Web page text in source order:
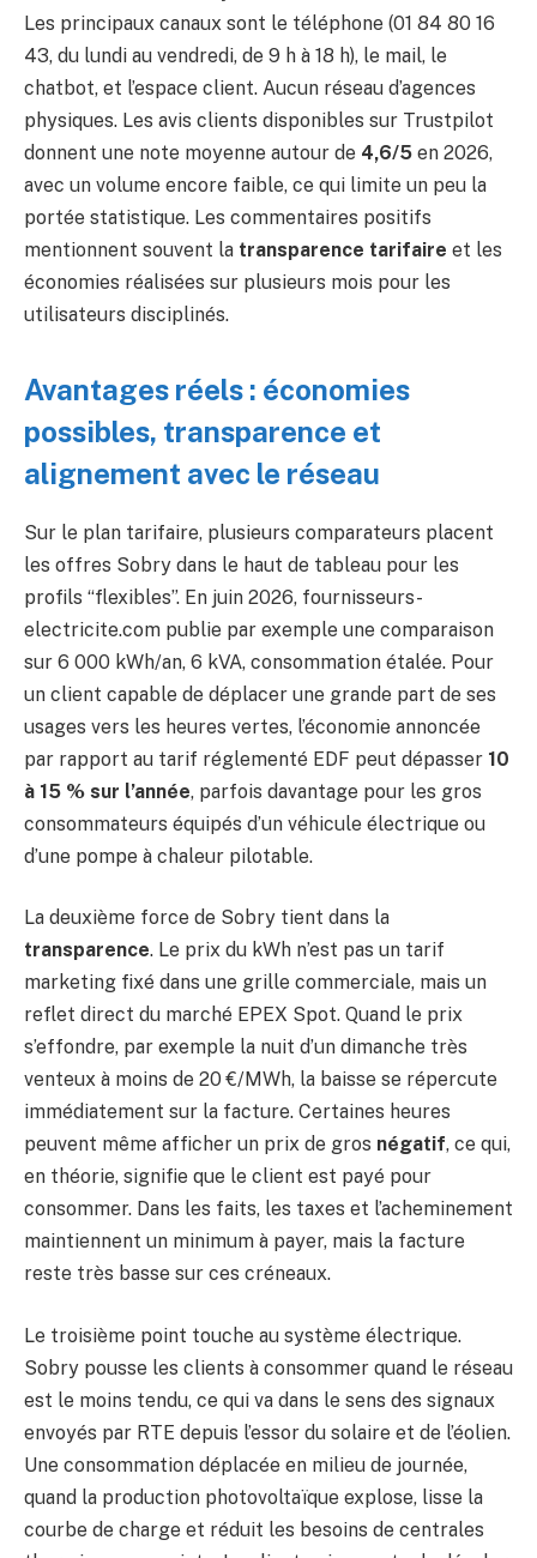
Les principaux canaux sont le téléphone (01 84 80 16
43, du lundi au vendredi, de 9 h à 18 h), le mail, le
chatbot, et l’espace client. Aucun réseau d’agences
physiques. Les avis clients disponibles sur Trustpilot
donnent une note moyenne autour de 4,6/5 en 2026,
avec un volume encore faible, ce qui limite un peu la
portée statistique. Les commentaires positifs
mentionnent souvent la transparence tarifaire et les
économies réalisées sur plusieurs mois pour les
utilisateurs disciplinés.
Avantages réels : économies
possibles, transparence et
alignement avec le réseau
Sur le plan tarifaire, plusieurs comparateurs placent
les offres Sobry dans le haut de tableau pour les
profils “flexibles”. En juin 2026, fournisseurs-
electricite.com publie par exemple une comparaison
sur 6 000 kWh/an, 6 kVA, consommation étalée. Pour
un client capable de déplacer une grande part de ses
usages vers les heures vertes, l’économie annoncée
par rapport au tarif réglementé EDF peut dépasser 10
à 15 % sur l’année, parfois davantage pour les gros
consommateurs équipés d’un véhicule électrique ou
d’une pompe à chaleur pilotable.
La deuxième force de Sobry tient dans la
transparence. Le prix du kWh n’est pas un tarif
marketing fixé dans une grille commerciale, mais un
reflet direct du marché EPEX Spot. Quand le prix
s’effondre, par exemple la nuit d’un dimanche très
venteux à moins de 20 €/MWh, la baisse se répercute
immédiatement sur la facture. Certaines heures
peuvent même afficher un prix de gros négatif, ce qui,
en théorie, signifie que le client est payé pour
consommer. Dans les faits, les taxes et l’acheminement
maintiennent un minimum à payer, mais la facture
reste très basse sur ces créneaux.
Le troisième point touche au système électrique.
Sobry pousse les clients à consommer quand le réseau
est le moins tendu, ce qui va dans le sens des signaux
envoyés par RTE depuis l’essor du solaire et de l’éolien.
Une consommation déplacée en milieu de journée,
quand la production photovoltaïque explose, lisse la
courbe de charge et réduit les besoins de centrales